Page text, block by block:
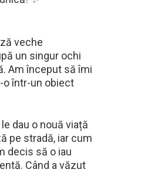
veche
un singur ochi
Am început să îmi
o într-un obiect
dau o nouă viață
pe stradă, iar cum
decis să o iau
Când a văzut